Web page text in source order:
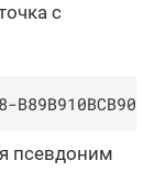
с
псевдоним